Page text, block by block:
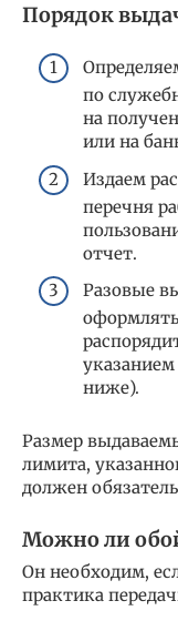
Порядок
по
на
или на
Издаем
перечня
отчет.
Разовые
ниже).
Размер
лимита,
должен
Можно ли
Он необходим,
практика